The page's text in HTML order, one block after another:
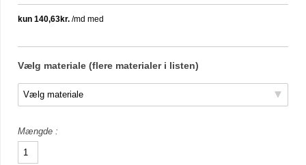
Vælg materiale (flere materialer i listen)
Mængde